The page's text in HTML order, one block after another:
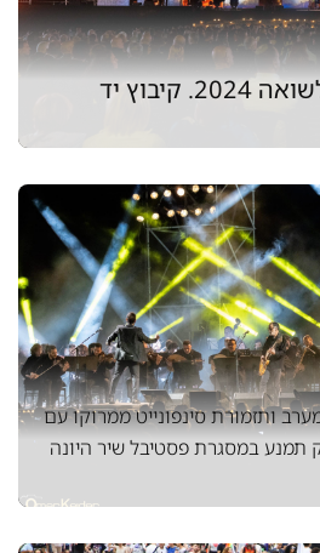
עצרת יום הזיכרון לשואה 2024. קיבוץ יד
ותזמורת סינפונייט ממרוקו עם
במסגרת פסטיבל שיר היונה